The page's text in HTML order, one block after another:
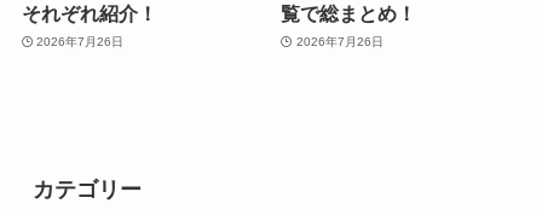
それぞれ紹介！
2026年7月26日
覧で総まとめ！
2026年7月26日
カテゴリー